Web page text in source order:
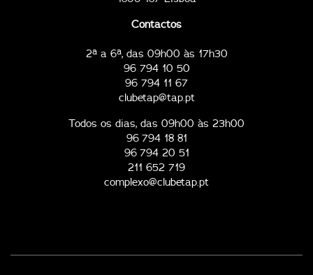
Contactos
2ª a 6ª, das 09h00 às 17h30
96 794 10 50
96 794 11 67
clubetap@tap.pt
Todos os dias, das 09h00 às 23h00
96 794 18 81
96 794 20 51
211 652 719
complexo@clubetap.pt